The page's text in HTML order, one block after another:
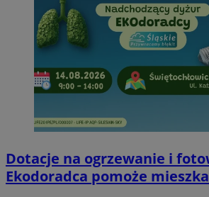
Dotacje na ogrzewanie i
Ekodoradca pomoże